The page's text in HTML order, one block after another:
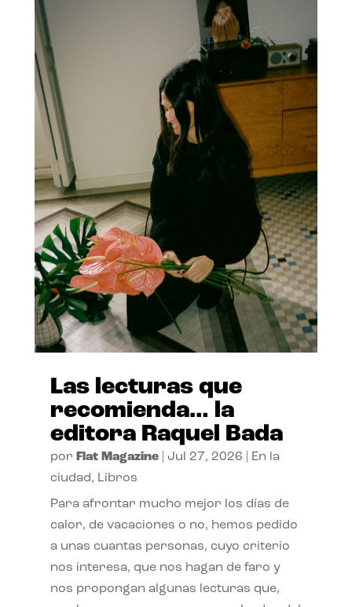
Las lecturas que
recomienda… la
editora Raquel Bada
por Flat Magazine| Jul 27, 2026
En la
ciudad, Libros
Para afrontar mucho mejor los días de
calor, de vacaciones o no, hemos pedido
a unas cuantas personas, cuyo criterio
nos interesa, que nos hagan de faro y
nos propongan algunas lecturas que,